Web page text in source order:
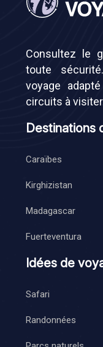
Consultez le
toute
voyage
circuits à
Destinations
Caraïbes
Kirghizistan
Madagascar
Fuerteventura
Idées de
Safari
Randonnées